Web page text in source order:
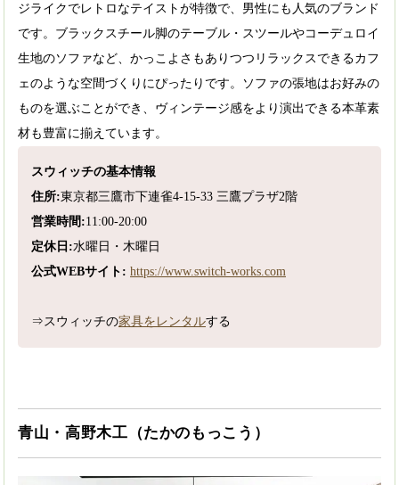
ジライクでレトロなテイストが特徴で、男性にも人気のブランド
です。ブラックスチール脚のテーブル・スツールやコーデュロイ
生地のソファなど、かっこよさもありつつリラックスできるカフ
ェのような空間づくりにぴったりです。ソファの張地はお好みの
ものを選ぶことができ、ヴィンテージ感をより演出できる本革素
材も豊富に揃えています。
スウィッチの基本情報
住所:東京都三鷹市下連雀4-15-33 三鷹プラザ2階
営業時間:11:00-20:00
定休日:水曜日・木曜日
公式WEBサイト: https://www.switch-works.com
⇒スウィッチの家具をレンタルする
青山・高野木工（たかのもっこう）